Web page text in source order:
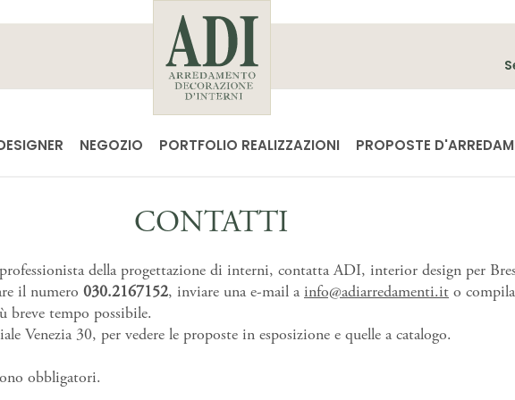
NEGOZIO PORTFOLIO REALIZZAZIONI PROPOSTE
CONTATTI
della progettazione di interni, contatta ADI, interior design per
il numero 030.2167152, inviare una e-mail a info@adiarredamenti.it o
breve tempo possibile.
Venezia 30, per vedere le proposte in esposizione e quelle a catalogo.
obbligatori.